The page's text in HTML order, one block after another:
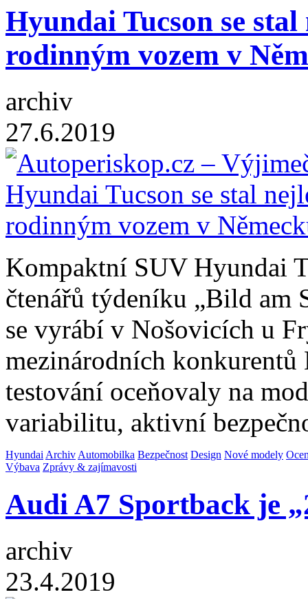
Hyundai Tucson se
rodinným vozem v
archiv
27.6.2019
Kompaktní SUV Hyundai
čtenářů týdeníku „Bild am
se vyrábí v Nošovicích u
mezinárodních
testování oceňovaly na
variabilitu, aktivní
Hyundai Archiv Automobilka Bezpečnost Design Nové modely
Výbava Zprávy & zajímavosti
Audi A7 Sportback je
archiv
23.4.2019